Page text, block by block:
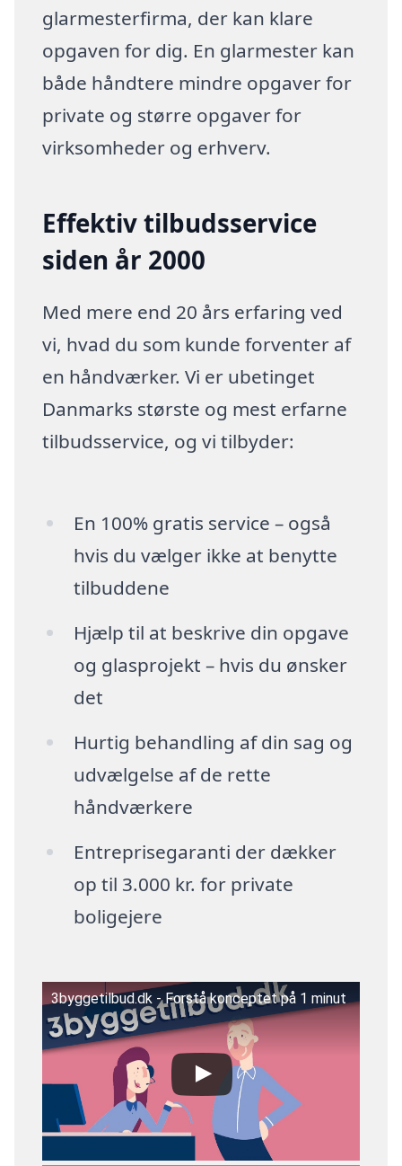
glarmesterfirma, der kan klare
opgaven for dig. En glarmester kan
både håndtere mindre opgaver for
private og større opgaver for
virksomheder og erhverv.
Effektiv tilbudsservice
siden år 2000
Med mere end 20 års erfaring ved
vi, hvad du som kunde forventer af
en håndværker. Vi er ubetinget
Danmarks største og mest erfarne
tilbudsservice, og vi tilbyder:
En 100% gratis service – også
hvis du vælger ikke at benytte
tilbuddene
Hjælp til at beskrive din opgave
og glasprojekt – hvis du ønsker
det
Hurtig behandling af din sag og
udvælgelse af de rette
håndværkere
Entreprisegaranti der dækker
op til 3.000 kr. for private
boligejere
3byggetilbud.dk - Forstå konceptet på 1 minut